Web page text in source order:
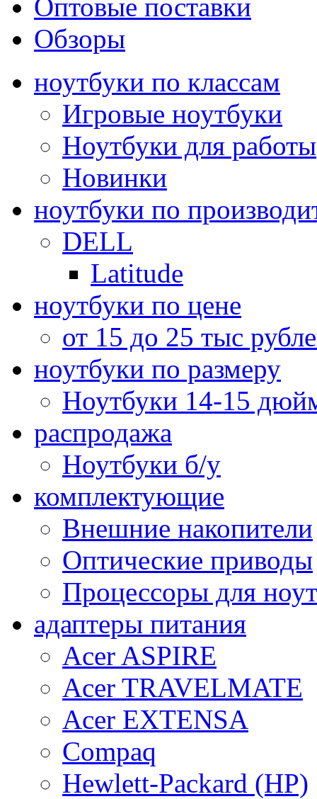
Оптовые поставки
Обзоры
ноутбуки по классам
Игровые ноутбуки
Ноутбуки для работы
Новинки
ноутбуки по
DELL
Latitude
ноутбуки по цене
от 15 до 25 тыс
ноутбуки по размеру
Ноутбуки 14-15
распродажа
Ноутбуки б/у
комплектующие
Внешние накопители
Оптические приводы
Процессоры для
адаптеры питания
Acer ASPIRE
Acer TRAVELMATE
Acer EXTENSA
Compaq
Hewlett-Packard (HP)